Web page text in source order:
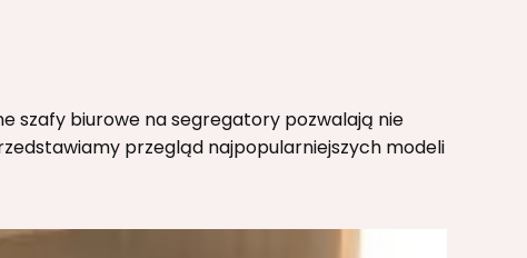
szafy biurowe na segregatory pozwalają nie
przegląd najpopularniejszych modeli